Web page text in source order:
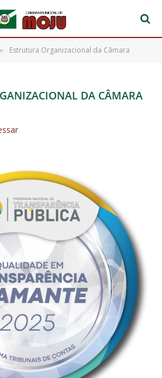
» Estrutura Organizacional da Câmara
DA CÂMARA